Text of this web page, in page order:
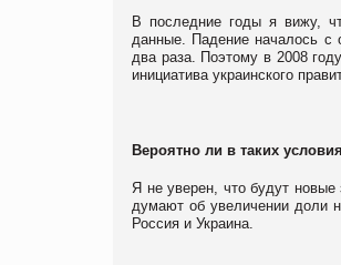
В последние годы я вижу,
данные. Падение началось с
два раза. Поэтому в 2008
инициатива украинского
Вероятно ли в таких
Я не уверен, что будут
думают об увеличении доли
Россия и Украина.